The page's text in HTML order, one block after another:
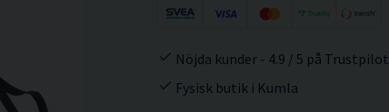
Nöjda kunder - 4.9 / 5 på Trustpilot
Fysisk butik i Kumla